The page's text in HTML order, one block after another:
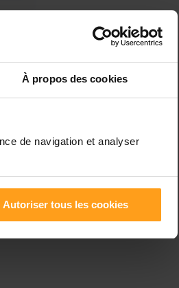
À propos des cookies
de navigation et analyser
Autoriser tous les cookies